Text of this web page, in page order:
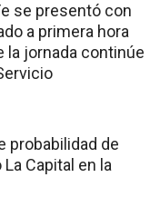
se presentó con
a primera hora
la jornada continúe
probabilidad de
Capital en la